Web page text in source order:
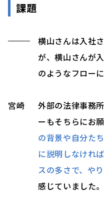
課題
横山さんは入社
が、横山さんが
のようなフロー
宮崎
外部の法律事務
ーもそちらにお
の背景や自分た
に説明しなけれ
スの多さで、や
感じていました。